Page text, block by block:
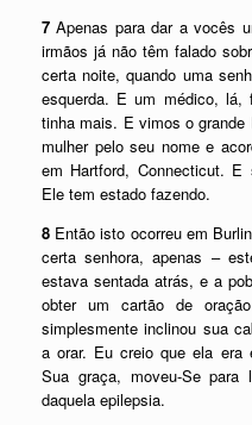
7 Apenas para dar a vocês
irmãos já não têm falado
certa noite, quando uma
esquerda. E um médico,
tinha mais. E vimos o
mulher pelo seu nome e
em Hartford, Connecticut.
Ele tem estado fazendo.
8 Então isto ocorreu em
certa senhora, apenas –
estava sentada atrás, e a
obter um cartão de
simplesmente inclinou sua
a orar. Eu creio que ela era
Sua graça, moveu-Se
daquela epilepsia.